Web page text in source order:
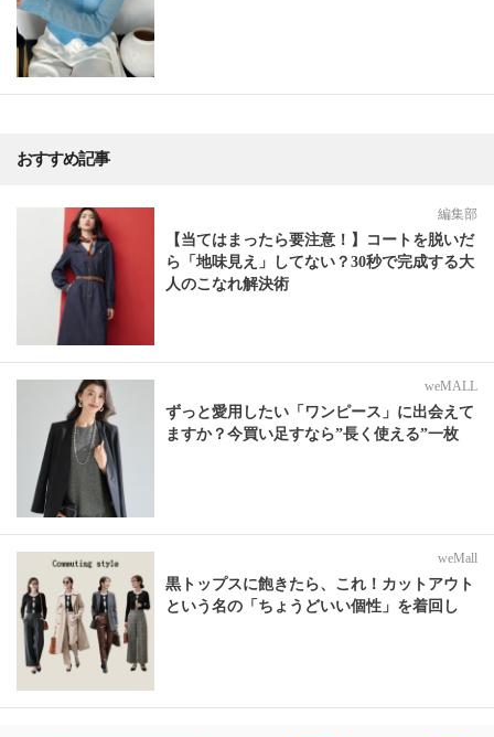
おすすめ記事
編集部
【当てはまったら要注意！】コートを脱いだ
ら「地味見え」してない？30秒で完成する大
人のこなれ解決術
weMALL
ずっと愛用したい「ワンピース」に出会えて
ますか？今買い足すなら”長く使える”一枚
weMall
黒トップスに飽きたら、これ！カットアウト
という名の「ちょうどいい個性」を着回し